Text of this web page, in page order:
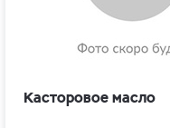
Касторовое масло